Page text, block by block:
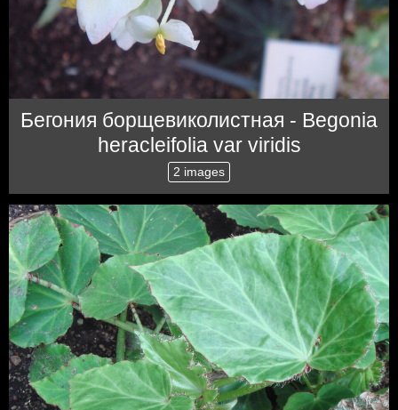
Бегония борщевиколистная - Begonia
heracleifolia var viridis
2 images